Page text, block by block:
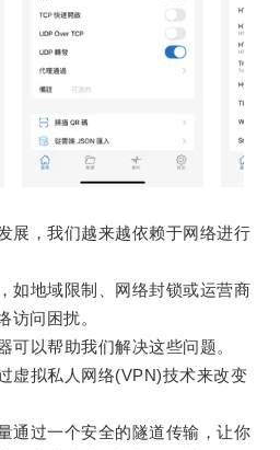
，我们越来越依赖于网络进行
地域限制、网络封锁或运营商
访问困扰。
以帮助我们解决这些问题。
拟私人网络(VPN)技术来改变
过一个安全的隧道传输，让你